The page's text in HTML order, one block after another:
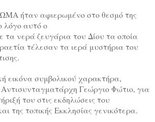
ήταν αφιερωμένο στο θεσμό της
λόγο αυτό ο
τα νερά ζευγάρια του Δίου τα οποία
τέλεσαν τα ιερά μυστήρια του
εικόνα συμβολικού χαρακτήρα,
Γεώργιο Φώτιο, για
του στις εκδηλώσεις του
τοπικής Εκκλησίας γενικότερα.